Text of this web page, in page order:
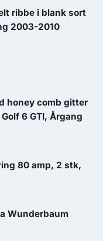
kr..
ribbe i blank sort
2003-2010
kr..
honey comb gitter
6 GTI, Årgang
80 amp, 2 stk,
Wunderbaum